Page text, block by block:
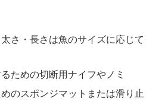
さ・長さは魚のサイズに応じて
ための切断用ナイフやノミ
のスポンジマットまたは滑り止